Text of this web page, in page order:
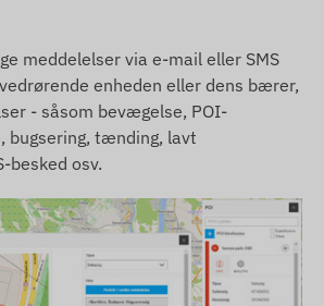
meddelelser via e-mail eller SMS
enheden eller dens bærer,
- såsom bevægelse, POI-
bugsering, tænding, lavt
besked osv.